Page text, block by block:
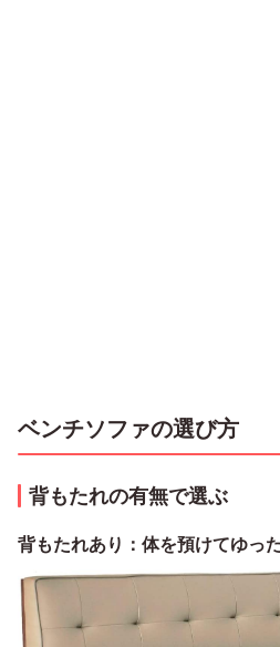
ベンチソファの選び方
背もたれの有無で選ぶ
背もたれあり：体を預けてゆっ